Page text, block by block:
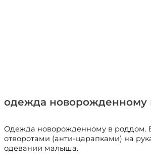
одежда
Одежда новорожденному в роддом.
отворотами (анти-царапками) на
одевании малыша.